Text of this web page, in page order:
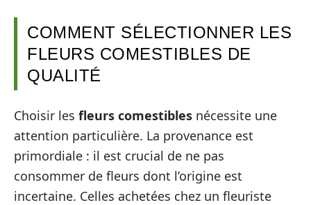
COMMENT SÉLECTIONNER LES
FLEURS COMESTIBLES DE
QUALITÉ
Choisir les fleurs comestibles nécessite une
attention particulière. La provenance est
primordiale : il est crucial de ne pas
consommer de fleurs dont l’origine est
incertaine. Celles achetées chez un fleuriste